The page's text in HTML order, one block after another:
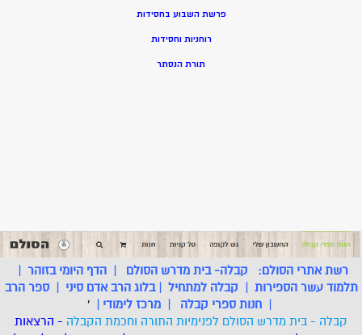
פרשת השבוע בחסידות
רוחניות וחסידות
תורת הנסתר
רשת אתרי הסולם: קבלה- בית מדרש הסולם |הדף היומי בזוהר |
תלמוד עשר הספירות | קבלה למתחיל |בלוג הרב אדם סיני |ספר הרב
| חנות ספרי קבלה | מרכז לימודי |
'
קבלה - בית מדרש הסולם לפנימיות התורה וחכמת הקבלה - הרצאות